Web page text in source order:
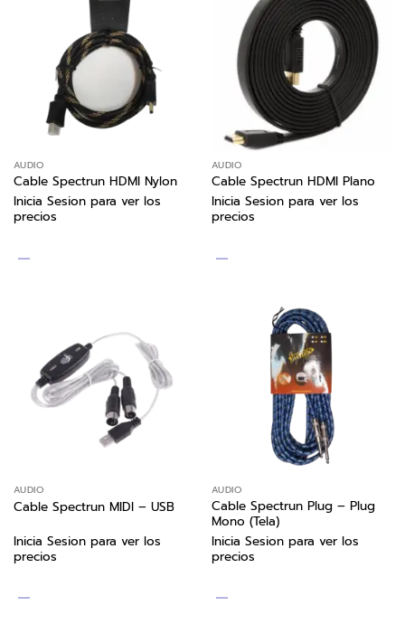
AUDIO
Cable Spectrun HDMI Nylon
Inicia Sesion para ver los
precios
AUDIO
Cable Spectrun HDMI Plano
Inicia Sesion para ver los
precios
AUDIO
Cable Spectrun MIDI – USB
Inicia Sesion para ver los
precios
AUDIO
Cable Spectrun Plug – Plug
Mono (Tela)
Inicia Sesion para ver los
precios